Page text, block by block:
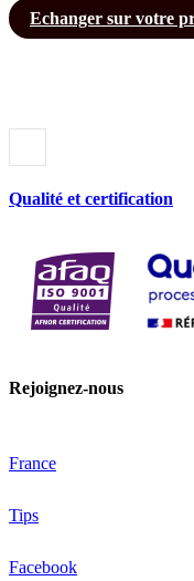
Echanger sur votre
Qualité et certification
Rejoignez-nous
France
Tips
Facebook